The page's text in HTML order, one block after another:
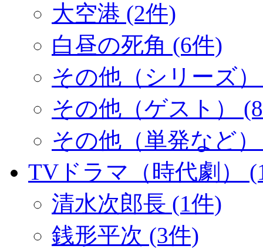
大空港 (2件)
白昼の死角 (6件)
その他（シリーズ
その他（ゲスト）
その他（単発など
TVドラマ（時代劇）
清水次郎長 (1件)
銭形平次 (3件)